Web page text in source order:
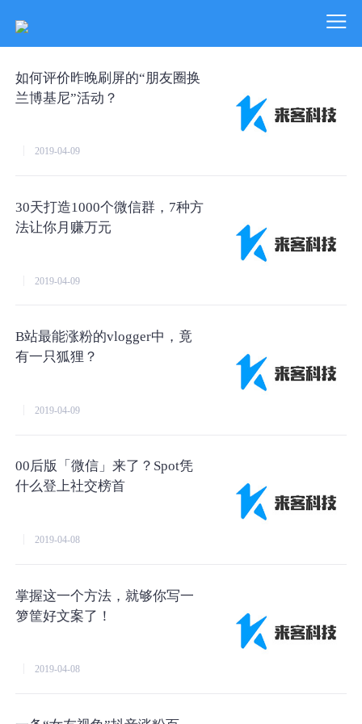
如何评价昨晚刷屏的“朋友圈换
兰博基尼”活动？
2019-04-09
30天打造1000个微信群，7种方
法让你月赚万元
2019-04-09
B站最能涨粉的vlogger中，竟
有一只狐狸？
2019-04-09
00后版「微信」来了？Spot凭
什么登上社交榜首
2019-04-08
掌握这一个方法，就够你写一
箩筐好文案了！
2019-04-08